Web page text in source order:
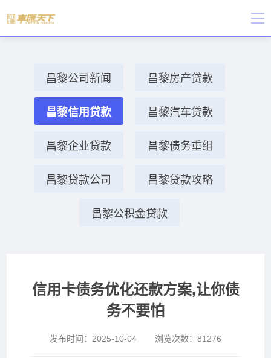
昌黎公司新闻 昌黎房产贷款
昌黎信用贷款 昌黎汽车贷款
昌黎企业贷款 昌黎债务重组
昌黎贷款公司 昌黎贷款攻略
昌黎公积金贷款
信用卡债务优化还款方案,让你债
务不要怕
发布时间： 2025-10-04 浏览次数： 81276